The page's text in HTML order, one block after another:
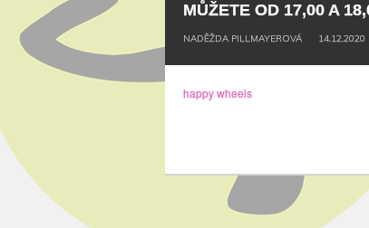
MŮŽETE OD 17,00 A
NADĚŽDA PILLMAYEROVÁ 14.12.2020
happy wheels